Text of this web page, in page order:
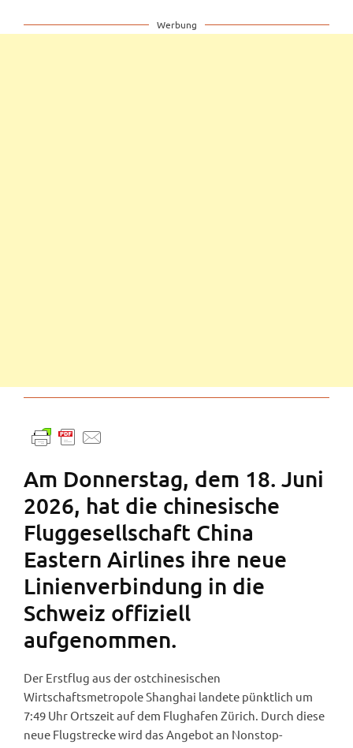
Werbung
Am Donnerstag, dem 18. Juni
2026, hat die chinesische
Fluggesellschaft China
Eastern Airlines ihre neue
Linienverbindung in die
Schweiz offiziell
aufgenommen.
Der Erstflug aus der ostchinesischen
Wirtschaftsmetropole Shanghai landete pünktlich um
7:49 Uhr Ortszeit auf dem Flughafen Zürich. Durch diese
neue Flugstrecke wird das Angebot an Nonstop-